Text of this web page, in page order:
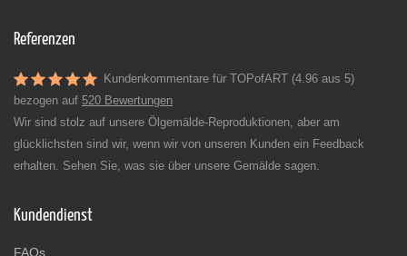
Referenzen
Kundenkommentare für TOPofART (4.96 aus 5)
bezogen auf 520 Bewertungen
Wir sind stolz auf unsere Ölgemälde-Reproduktionen, aber am
glücklichsten sind wir, wenn wir von unseren Kunden ein Feedback
erhalten. Sehen Sie, was sie über unsere Gemälde sagen.
Kundendienst
FAQs